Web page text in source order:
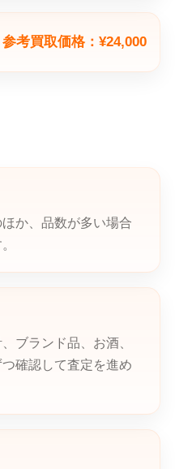
参考買取価格：¥24,000
か、品数が多い場合
ブランド品、お酒、
確認して査定を進め